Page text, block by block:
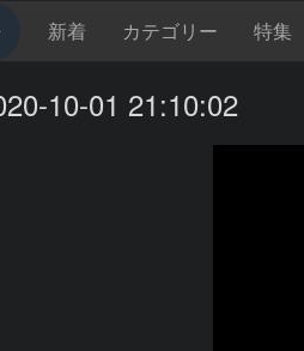
新着 カテゴリー 特集
10-01 21:10:02